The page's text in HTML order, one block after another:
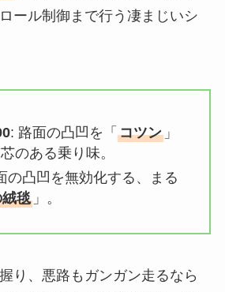
ール制御まで行う凄まじいシ
: 路面の凸凹を「 コツン」
のある乗り味。
の凸凹を無効化する、まる
毯」。
り、悪路もガンガン走るなら